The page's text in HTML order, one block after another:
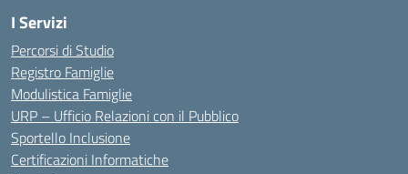
I Servizi
Percorsi di Studio
Registro Famiglie
Modulistica Famiglie
URP – Ufficio Relazioni con il Pubblico
Sportello Inclusione
Certificazioni Informatiche